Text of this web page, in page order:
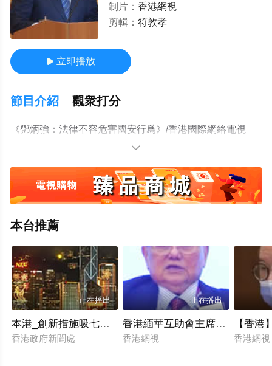
制片： 香港網視
剪輯： 符敦孝
 立即播放
節目介紹 觀衆打分
《鄧炳強：法律不容危害國安行爲》/香港國際網絡電視

本台推薦
正在播出
本港_創新措施吸七萬人才來港成績斐然
香港政府新聞處
正在播出
香港緬華互助會主席王錦彪緬甸
香港網視
【香
香港網